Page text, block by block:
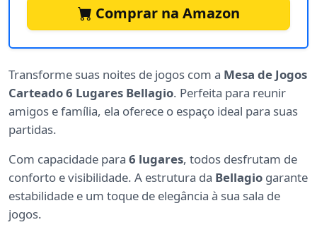
Comprar na Amazon
Transforme suas noites de jogos com a Mesa de Jogos
Carteado 6 Lugares Bellagio. Perfeita para reunir
amigos e família, ela oferece o espaço ideal para suas
partidas.
Com capacidade para 6 lugares, todos desfrutam de
conforto e visibilidade. A estrutura da Bellagio garante
estabilidade e um toque de elegância à sua sala de
jogos.